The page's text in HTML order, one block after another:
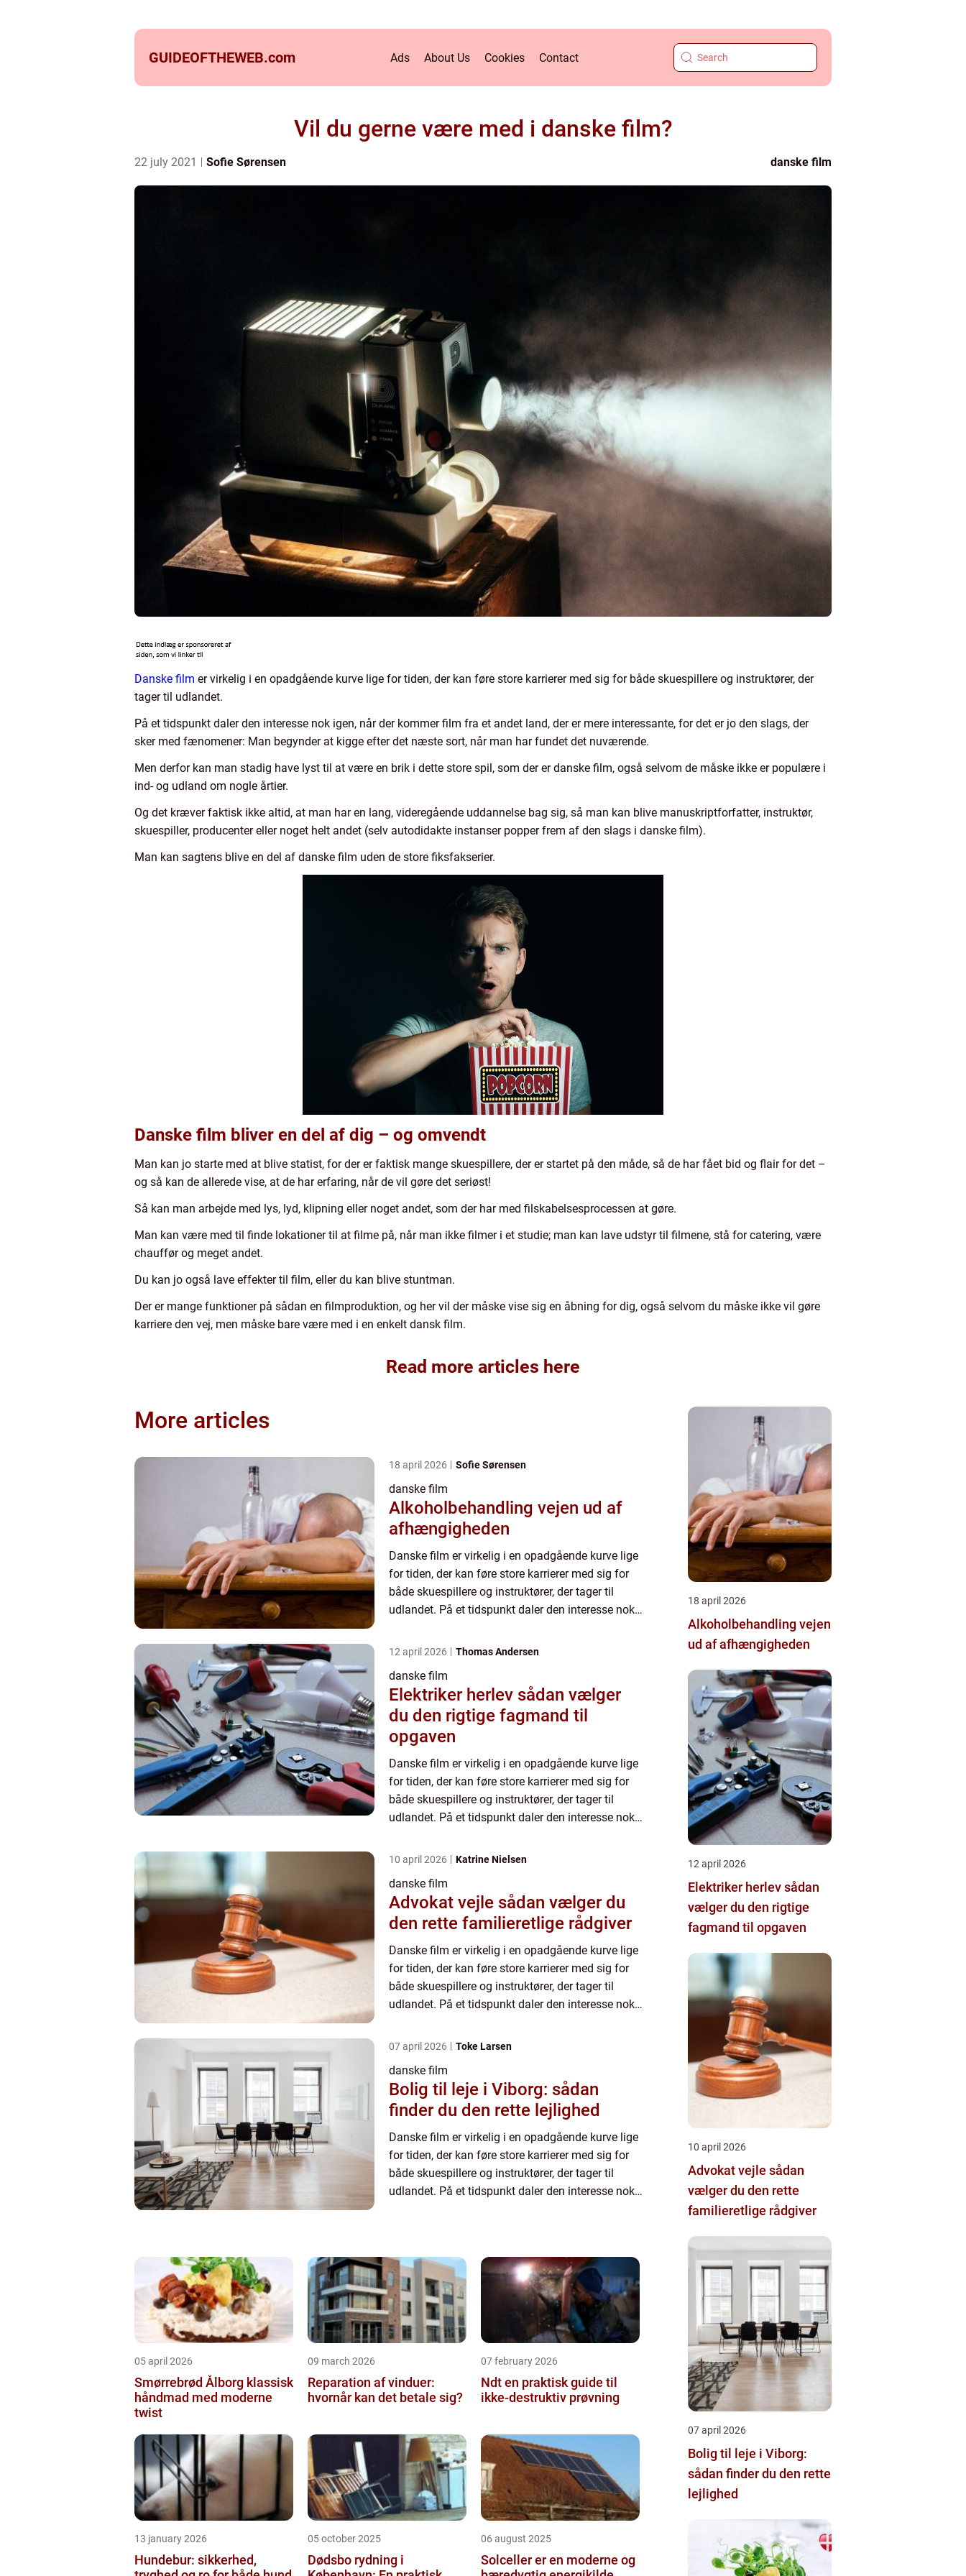
GUIDEOFTHEWEB.com Ads About Us Cookies Contact
Vil du gerne være med i danske film?
22 july 2021 Sofie Sørensen danske film
Danske film er virkelig i en opadgående kurve lige for tiden, der kan føre store karrierer med sig for både skuespillere og instruktører, der
tager til udlandet.
På et tidspunkt daler den interesse nok igen, når der kommer film fra et andet land, der er mere interessante, for det er jo den slags, der
sker med fænomener: Man begynder at kigge efter det næste sort, når man har fundet det nuværende.
Men derfor kan man stadig have lyst til at være en brik i dette store spil, som der er danske film, også selvom de måske ikke er populære i
ind- og udland om nogle årtier.
Og det kræver faktisk ikke altid, at man har en lang, videregående uddannelse bag sig, så man kan blive manuskriptforfatter, instruktør,
skuespiller, producenter eller noget helt andet (selv autodidakte instanser popper frem af den slags i danske film).
Man kan sagtens blive en del af danske film uden de store fiksfakserier.
Danske film bliver en del af dig – og omvendt
Man kan jo starte med at blive statist, for der er faktisk mange skuespillere, der er startet på den måde, så de har fået bid og flair for det –
og så kan de allerede vise, at de har erfaring, når de vil gøre det seriøst!
Så kan man arbejde med lys, lyd, klipning eller noget andet, som der har med filskabelsesprocessen at gøre.
Man kan være med til finde lokationer til at filme på, når man ikke filmer i et studie; man kan lave udstyr til filmene, stå for catering, være
chauffør og meget andet.
Du kan jo også lave effekter til film, eller du kan blive stuntman.
Der er mange funktioner på sådan en filmproduktion, og her vil der måske vise sig en åbning for dig, også selvom du måske ikke vil gøre
karriere den vej, men måske bare være med i en enkelt dansk film.
Read more articles here
More articles
18 april 2026 Sofie Sørensen
danske film
Alkoholbehandling vejen ud af
afhængigheden
Danske film er virkelig i en opadgående kurve lige
for tiden, der kan føre store karrierer med sig for
både skuespillere og instruktører, der tager til
udlandet. På et tidspunkt daler den interesse nok
12 april 2026 Thomas Andersen
danske film
Elektriker herlev sådan vælger
du den rigtige fagmand til
opgaven
Danske film er virkelig i en opadgående kurve lige
for tiden, der kan føre store karrierer med sig for
både skuespillere og instruktører, der tager til
udlandet. På et tidspunkt daler den interesse nok
10 april 2026 Katrine Nielsen
danske film
Advokat vejle sådan vælger du
den rette familieretlige rådgiver
Danske film er virkelig i en opadgående kurve lige
for tiden, der kan føre store karrierer med sig for
både skuespillere og instruktører, der tager til
udlandet. På et tidspunkt daler den interesse nok
07 april 2026 Toke Larsen
danske film
Bolig til leje i Viborg: sådan
finder du den rette lejlighed
Danske film er virkelig i en opadgående kurve lige
for tiden, der kan føre store karrierer med sig for
både skuespillere og instruktører, der tager til
udlandet. På et tidspunkt daler den interesse nok
05 april 2026
Smørrebrød Ålborg klassisk
håndmad med moderne
twist
09 march 2026
Reparation af vinduer:
hvornår kan det betale sig?
07 february 2026
Ndt en praktisk guide til
ikke-destruktiv prøvning
13 january 2026
Hundebur: sikkerhed,
05 october 2025
Dødsbo rydning i
06 august 2025
Solceller er en moderne og
18 april 2026
Alkoholbehandling vejen
ud af afhængigheden
12 april 2026
Elektriker herlev sådan
vælger du den rigtige
fagmand til opgaven
10 april 2026
Advokat vejle sådan
vælger du den rette
familieretlige rådgiver
07 april 2026
Bolig til leje i Viborg:
sådan finder du den rette
lejlighed